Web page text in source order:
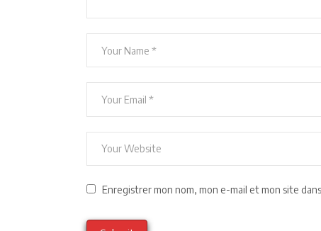
Enregistrer mon nom, mon e-mail et mon site